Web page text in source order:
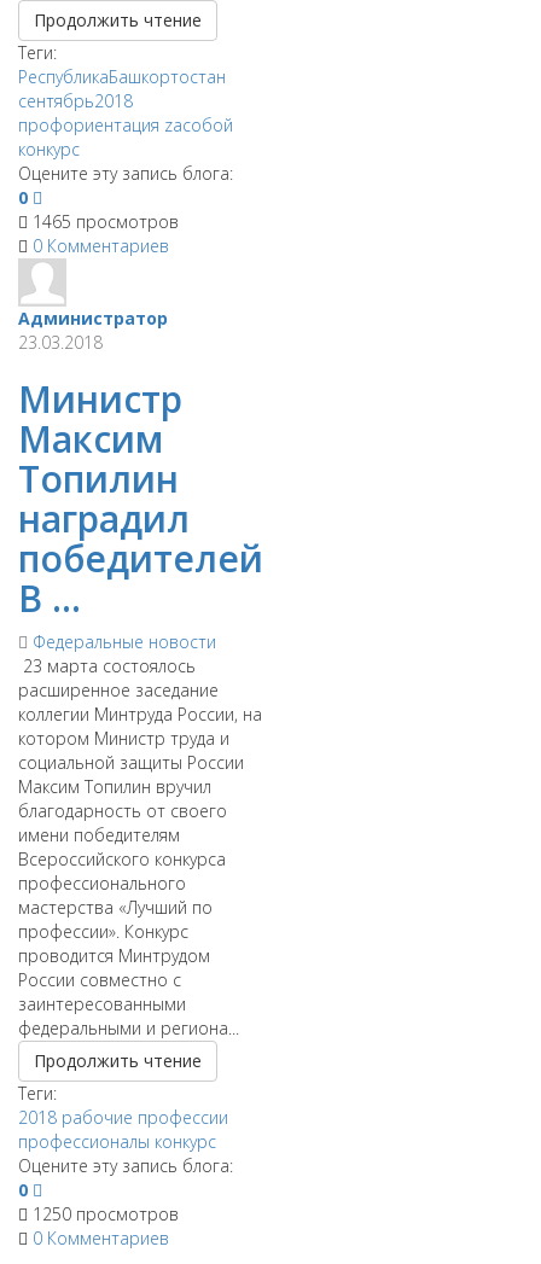
Продолжить чтение
Теги:
РеспубликаБашкортостан
сентябрь2018
профориентация zасобой
конкурс
Оцените эту запись блога:
0
1465 просмотров
0 Комментариев
Администратор
23.03.2018
Министр
Максим
Топилин
наградил
победителей
В ...
Федеральные новости
​ 23 марта состоялось
расширенное заседание
коллегии Минтруда России, на
котором Министр труда и
социальной защиты России
Максим Топилин вручил
благодарность от своего
имени победителям
Всероссийского конкурса
профессионального
мастерства «Лучший по
профессии». Конкурс
проводится Минтрудом
России совместно с
заинтересованными
федеральными и региона...
Продолжить чтение
Теги:
2018 рабочие профессии
профессионалы конкурс
Оцените эту запись блога:
0
1250 просмотров
0 Комментариев